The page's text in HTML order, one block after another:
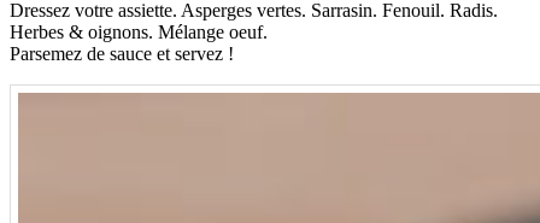
Dressez votre assiette. Asperges vertes. Sarrasin. Fenouil. Radis.
Herbes & oignons. Mélange oeuf.
Parsemez de sauce et servez !